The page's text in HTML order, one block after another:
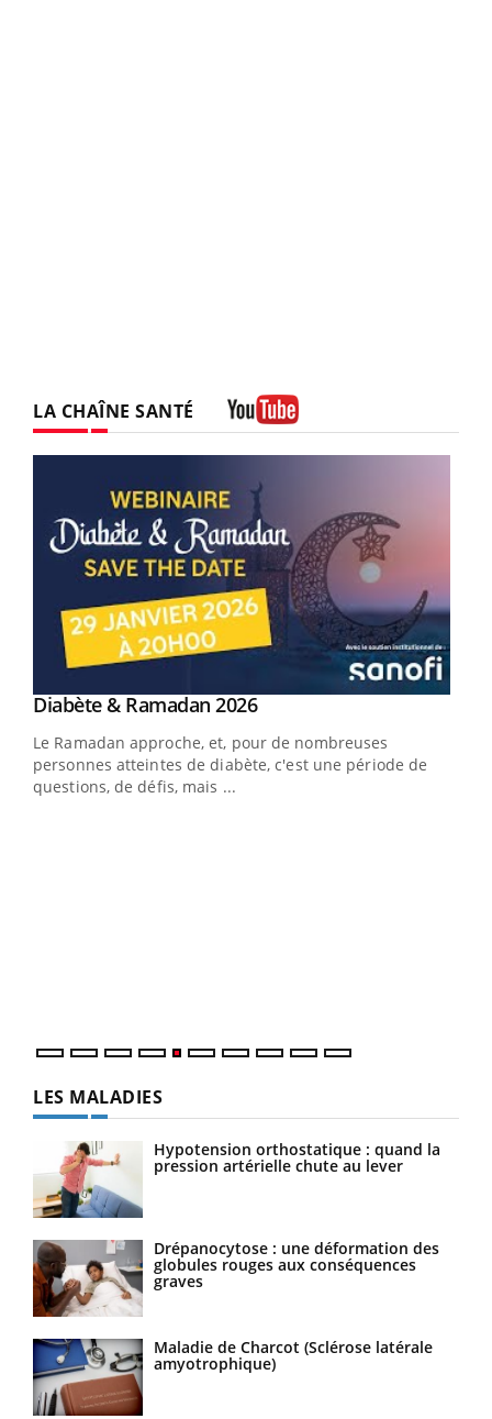
LA CHAÎNE SANTÉ
Youtube
Diabète & Ramadan 2026Youtube
Le Ramadan approche, et, pour de nombreuses
personnes atteintes de diabète, c'est une période de
questions, de défis, mais ...
LES MALADIES
Hypotension orthostatique : quand la
pression artérielle chute au lever
Drépanocytose : une déformation des
globules rouges aux conséquences
graves
Maladie de Charcot (Sclérose latérale
amyotrophique)